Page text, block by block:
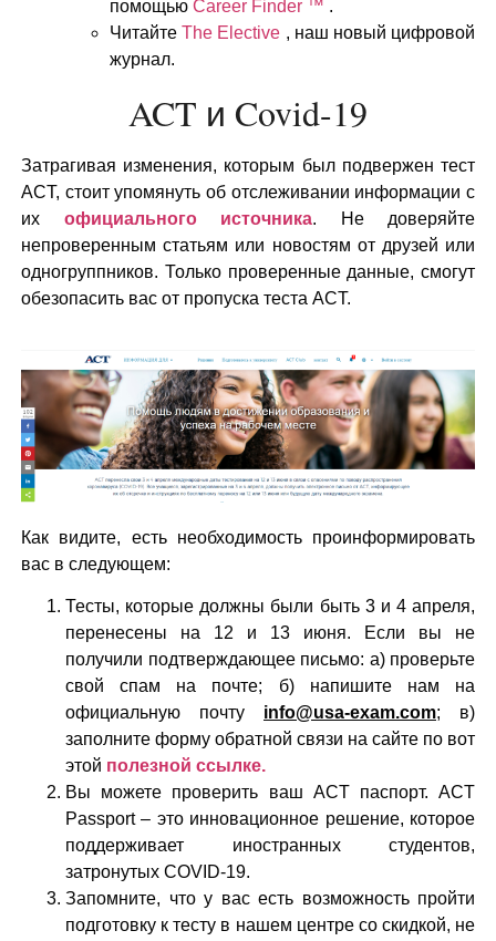
помощью Career Finder ™ .
ЧитайтеThe Elective , наш новый цифровой
журнал.
ACT и Covid-19
Затрагивая изменения, которым был подвержен тест
ACT, стоит упомянуть об отслеживании информации с
их официального источника. Не доверяйте
непроверенным статьям или новостям от друзей или
одногруппников. Только проверенные данные, смогут
обезопасить вас от пропуска теста ACT.
Как видите, есть необходимость проинформировать
вас в следующем:
Тесты, которые должны были быть 3 и 4 апреля,
перенесены на 12 и 13 июня. Если вы не
получили подтверждающее письмо: а) проверьте
свой спам на почте; б) напишите нам на
официальную почту info@usa-exam.com; в)
заполните форму обратной связи на сайте по вот
этой полезной ссылке.
Вы можете проверить ваш ACT паспорт. ACT
Passport – это инновационное решение, которое
поддерживает иностранных студентов,
затронутых COVID-19.
Запомните, что у вас есть возможность пройти
подготовку к тесту в нашем центре со скидкой, не